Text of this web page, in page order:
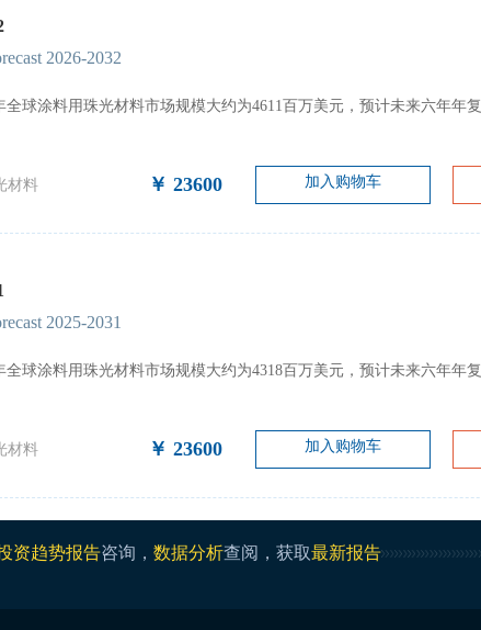
2026-2032
球涂料用珠光材料市场规模大约为4611百万美元，预计未来六年年
材料 ￥ 23600 加入购物车
2025-2031
球涂料用珠光材料市场规模大约为4318百万美元，预计未来六年年
材料 ￥ 23600 加入购物车
资趋势报告咨询， 数据分析查阅，获取最新报告